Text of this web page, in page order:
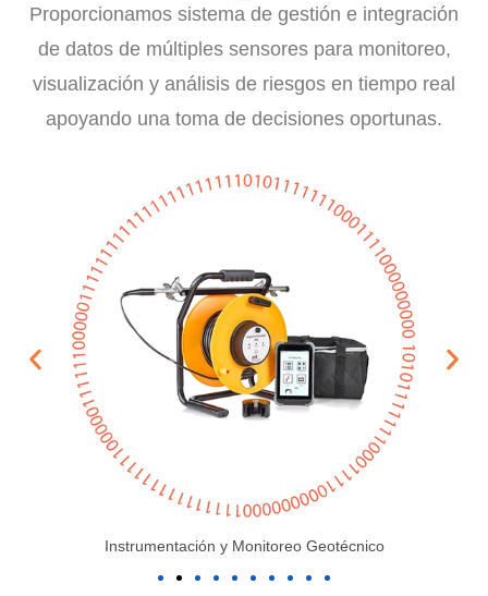
Proporcionamos sistema de gestión e integración
de datos de múltiples sensores para monitoreo,
visualización y análisis de riesgos en tiempo real
apoyando una toma de decisiones oportunas.
Instrumentación y Monitoreo Geotécnico